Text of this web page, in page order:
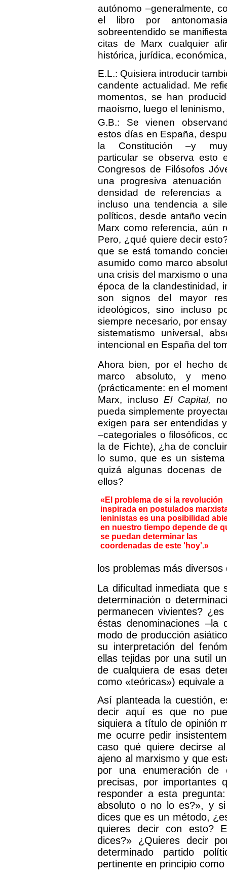
autónomo –generalmente,
el libro por
sobreentendido se
citas de Marx cualquier
histórica, jurídica,
E.L.: Quisiera introducir
candente actualidad. Me
momentos, se han
maoísmo, luego el
G.B.: Se vienen
estos días en España,
la Constitución –y
particular se observa esto
Congresos de Filósofos
una progresiva
densidad de referencias a
incluso una tendencia a
políticos, desde antaño
Marx como referencia, aún
Pero, ¿qué quiere decir
que se está tomando
asumido como marco
una crisis del marxismo o
época de la clandestinidad,
son signos del mayor
ideológicos, sino incluso
siempre necesario, por
sistematismo universal,
intencional en España del
Ahora bien, por el hecho
marco absoluto, y
(prácticamente: en el
Marx, inclusoEl Capital,
pueda simplemente
exigen para ser entendidas
–categoriales o filosóficos,
la de Fichte), ¿ha de
lo sumo, que es un
quizá algunas docenas de
ellos?
«El problema de si la revolución
inspirada en postulados
leninistas es una posibilidad
en nuestro tiempo depende de
se puedan determinar las
coordenadas de este 'hoy'.»
los problemas más
La dificultad inmediata
determinación o
permanecen vivientes?
éstas denominaciones
modo de producción
su interpretación del
ellas tejidas por una sutil
de cualquiera de esas
como «teóricas») equivale
Así planteada la cuestión,
decir aquí es que no
siquiera a título de opinión
me ocurre pedir
caso qué quiere decirse
ajeno al marxismo y que
por una enumeración
precisas, por importantes
responder a esta
absoluto o no lo es?», y
dices que es un método,
quieres decir con esto?
dices?» ¿Quieres decir
determinado partido
pertinente en principio